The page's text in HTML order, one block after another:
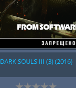
DARK SOULS III (3) (2016)